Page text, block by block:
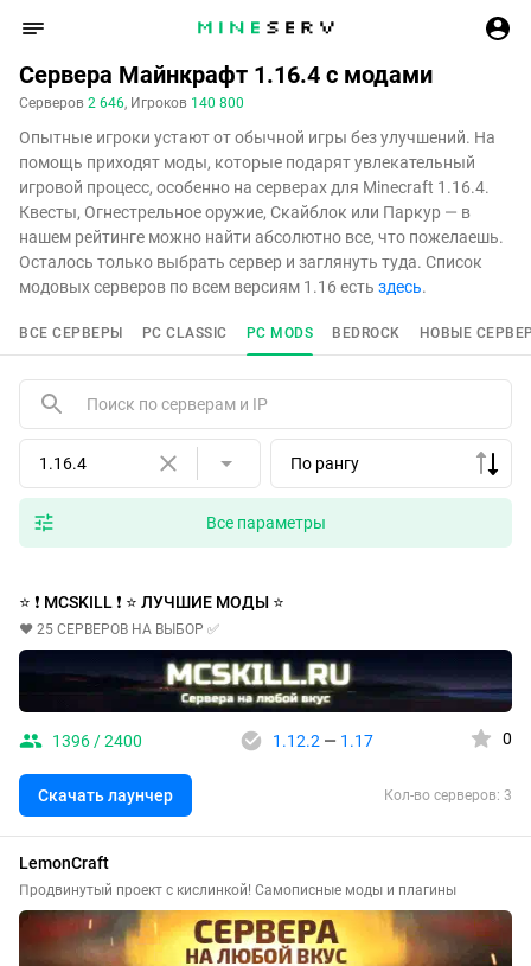
Сервера Майнкрафт 1.16.4 с модами
Серверов 2 646, Игроков 140 800
Опытные игроки устают от обычной игры без улучшений. На
помощь приходят моды, которые подарят увлекательный
игровой процесс, особенно на серверах для Minecraft 1.16.4.
Квесты, Огнестрельное оружие, Скайблок или Паркур — в
нашем рейтинге можно найти абсолютно все, что пожелаешь.
Осталось только выбрать сервер и заглянуть туда. Список
модовых серверов по всем версиям 1.16 есть здесь.
ВСЕ СЕРВЕРЫ PC CLASSIC PC MODS BEDROCK НОВЫЕ
1.16.4 По рангу
Все параметры
⭐ ❗ MCSKILL ❗ ⭐ ЛУЧШИЕ МОДЫ ⭐
❤️ 25 СЕРВЕРОВ НА ВЫБОР ✅
1396 / 2400 1.12.2— 1.17 0
Скачать лаунчер Кол-во серверов: 3
LemonCraft
Продвинутый проект с кислинкой! Самописные моды и плагины